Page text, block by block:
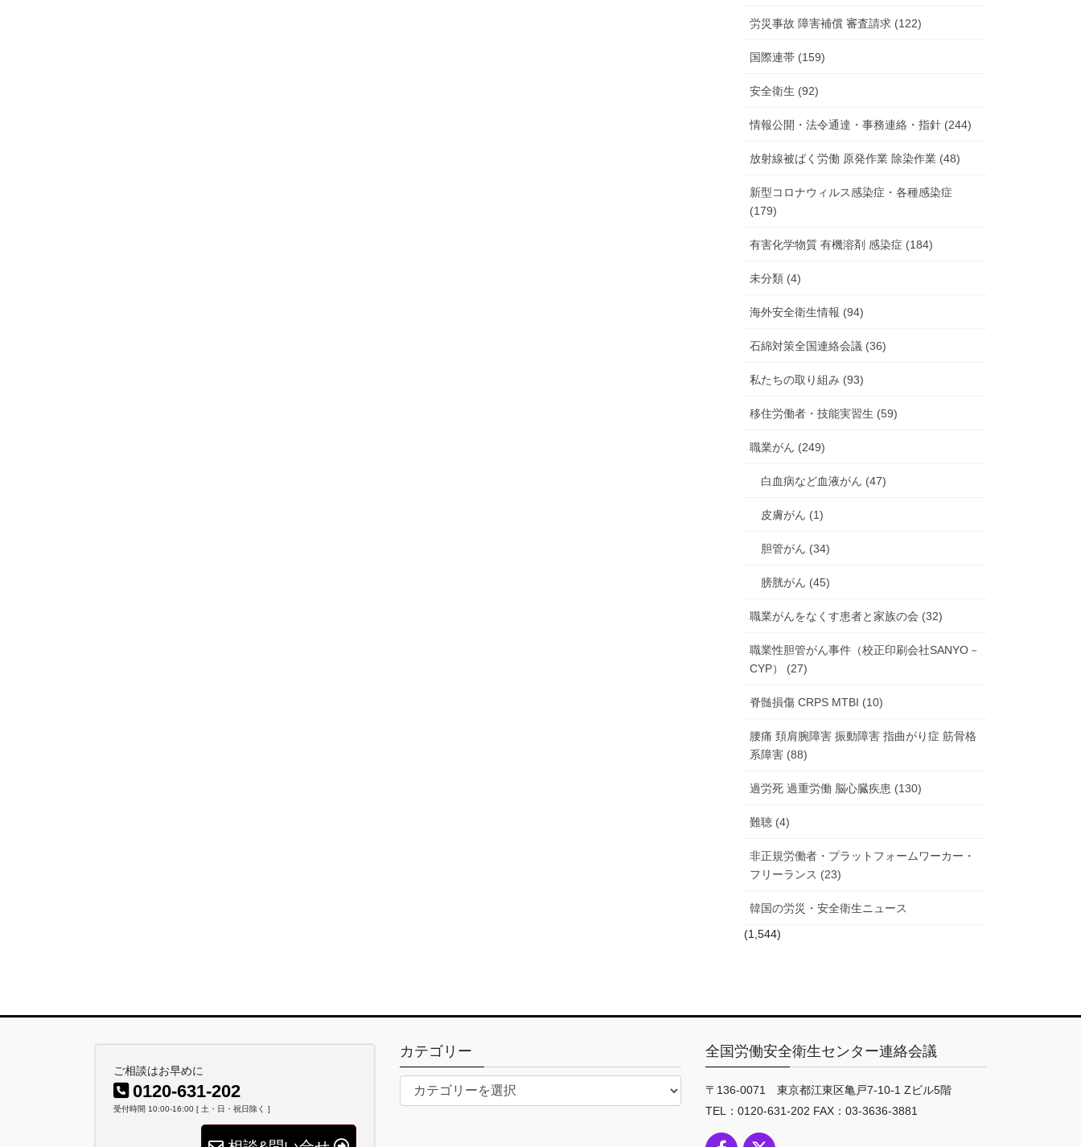
労災事故 障害補償 審査請求 (122)
国際連帯 (159)
安全衛生 (92)
情報公開・法令通達・事務連絡・指針 (244)
放射線被ばく労働 原発作業 除染作業 (48)
新型コロナウィルス感染症・各種感染症
(179)
有害化学物質 有機溶剤 感染症 (184)
未分類 (4)
海外安全衛生情報 (94)
石綿対策全国連絡会議 (36)
私たちの取り組み (93)
移住労働者・技能実習生 (59)
職業がん (249)
白血病など血液がん (47)
皮膚がん (1)
胆管がん (34)
膀胱がん (45)
職業がんをなくす患者と家族の会 (32)
職業性胆管がん事件（校正印刷会社SANYO－
CYP） (27)
脊髄損傷 CRPS MTBI (10)
腰痛 頚肩腕障害 振動障害 指曲がり症 筋骨格
系障害 (88)
過労死 過重労働 脳心臓疾患 (130)
難聴 (4)
非正規労働者・プラットフォームワーカー・
フリーランス (23)
韓国の労災・安全衛生ニュース
(1,544)
ご相談はお早めに
0120-631-202
受付時間 10:00-16:00 [ 土・日・祝日除く ]
カテゴリー
テ
全国労働安全衛生センター連絡会議
〒136-0071 東京都江東区亀戸7-10-1 Zビル5階
TEL：0120-631-202 FAX：03-3636-3881